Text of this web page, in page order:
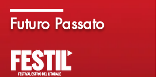
Futuro Passato